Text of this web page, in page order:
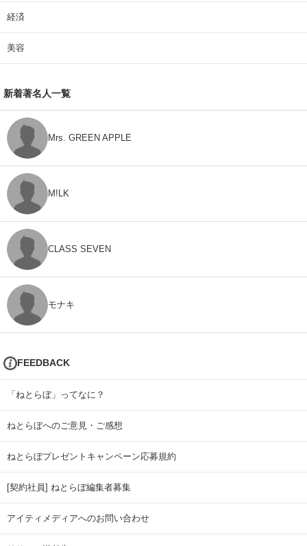
経済
美容
新着著名人一覧
Mrs. GREEN APPLE
M!LK
CLASS SEVEN
モナキ
FEEDBACK
「ねとらぼ」ってなに？
ねとらぼへのご意見・ご感想
ねとらぼプレゼントキャンペーン応募規約
[契約社員] ねとらぼ編集者募集
アイティメディアへのお問い合わせ